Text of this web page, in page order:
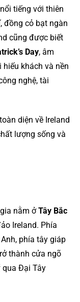
tiếng với thiên
đồng cỏ bạt ngàn
cũng được biết
Day, âm
khách và nền
nghệ, tài
diện về Ireland
lượng sống và
nằm ởTây Bắc
Ireland. Phía
phía tây giáp
thành cửa ngõ
qua Đại Tây